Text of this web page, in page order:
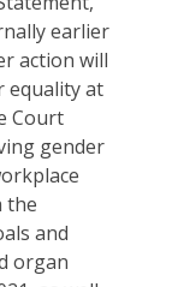
earlier
action will
equality at
Court
gender
the
and
organ